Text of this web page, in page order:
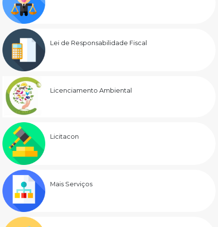
Lei de Responsabilidade Fiscal
Licenciamento Ambiental
Licitacon
Mais Serviços